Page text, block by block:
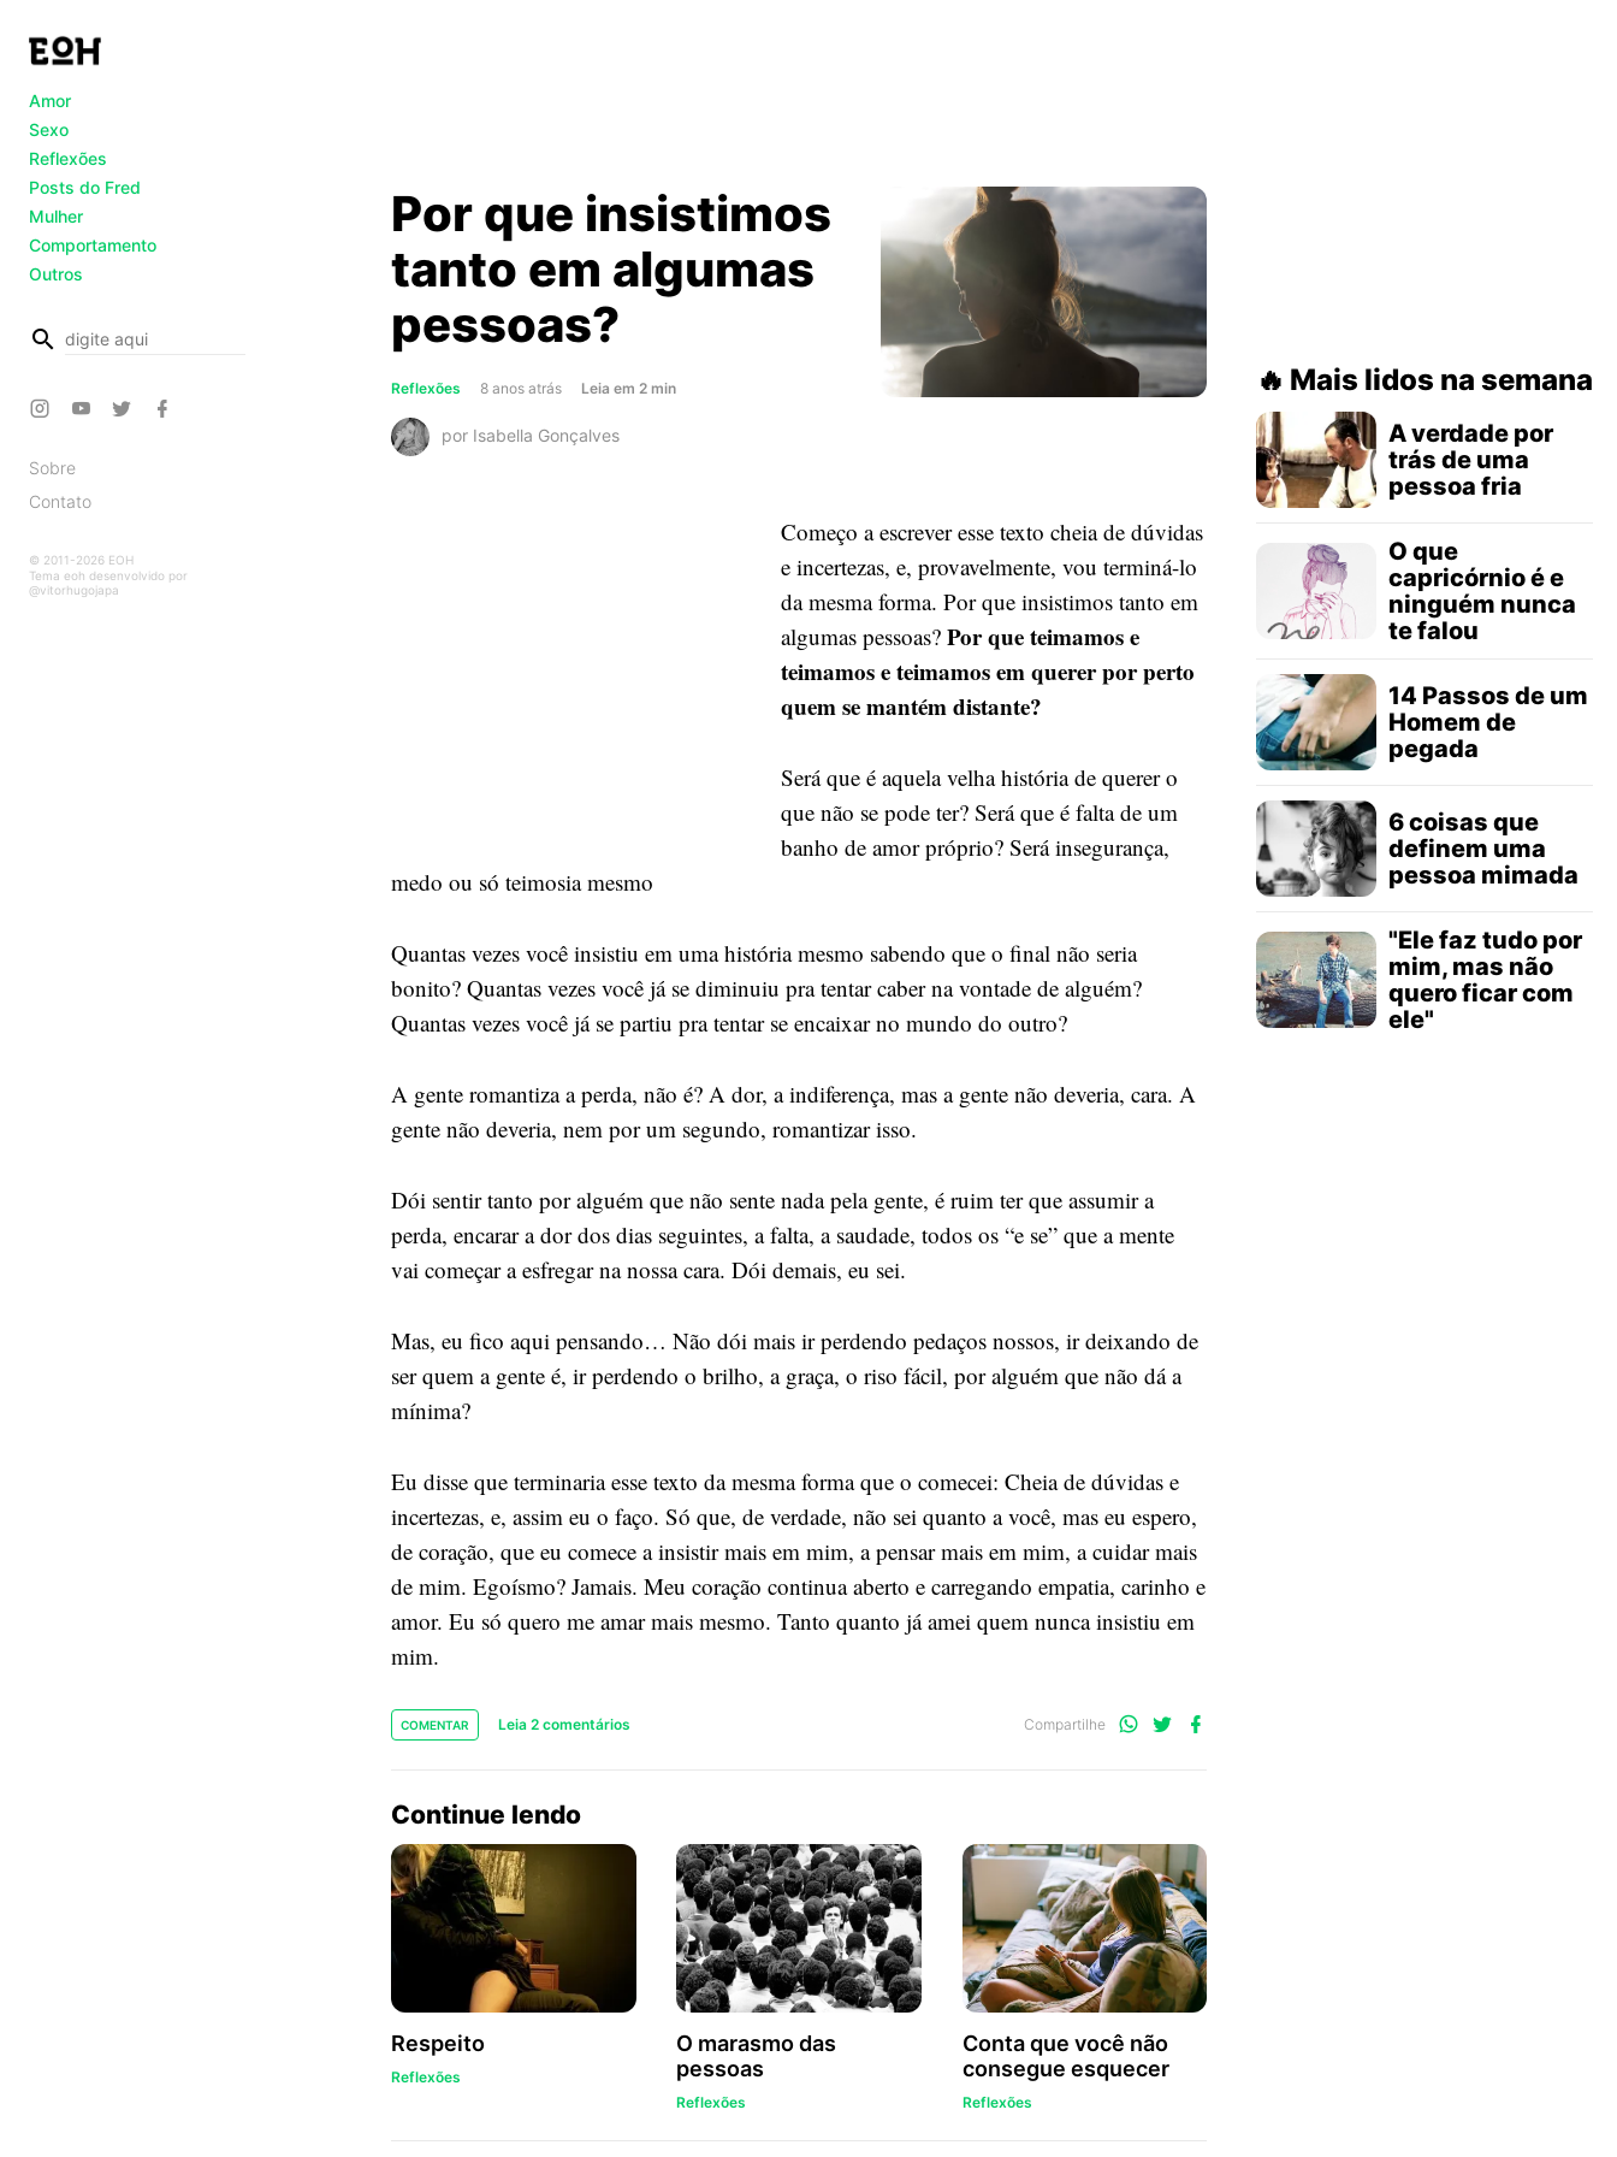
Amor
Sexo
Reflexões
Posts do Fred
Mulher
Comportamento
Outros
busca
Sobre
Contato
© 2011-2026 EOH
Tema eoh desenvolvido por
@vitorhugojapa
Por que insistimos
tanto em algumas
pessoas?
Reflexões 8 anos atrás Leiaabout
que
em2 min
por Isabella Gonçalves
Começo a escrever esse texto cheia de dúvidas
e incertezas, e, provavelmente, vou terminá-lo
da mesma forma. Por que insistimos tanto em
algumas pessoas?Por que teimamos e
teimamos e teimamos em querer por perto
quem se mantém distante?
Será que é aquela velha história de querer o
que não se pode ter? Será que é falta de um
banho de amor próprio? Será insegurança,
medo ou só teimosia mesmo
Quantas vezes você insistiu em uma história mesmo sabendo que o final não seria
bonito? Quantas vezes você já se diminuiu pra tentar caber na vontade de alguém?
Quantas vezes você já se partiu pra tentar se encaixar no mundo do outro?
A gente romantiza a perda, não é? A dor, a indiferença, mas a gente não deveria, cara. A
gente não deveria, nem por um segundo, romantizar isso.
Dói sentir tanto por alguém que não sente nada pela gente, é ruim ter que assumir a
perda, encarar a dor dos dias seguintes, a falta, a saudade, todos os “e se” que a mente
vai começar a esfregar na nossa cara. Dói demais, eu sei.
Mas, eu fico aqui pensando… Não dói mais ir perdendo pedaços nossos, ir deixando de
ser quem a gente é, ir perdendo o brilho, a graça, o riso fácil, por alguém que não dá a
mínima?
Eu disse que terminaria esse texto da mesma forma que o comecei: Cheia de dúvidas e
incertezas, e, assim eu o faço. Só que, de verdade, não sei quanto a você, mas eu espero,
de coração, que eu comece a insistir mais em mim, a pensar mais em mim, a cuidar mais
de mim. Egoísmo? Jamais. Meu coração continua aberto e carregando empatia, carinho e
amor. Eu só quero me amar mais mesmo. Tanto quanto já amei quem nunca insistiu em
mim.
COMENTAR Leia 2 comentários Compartilhe
Compartilhe
Compartilhe
Continue lendo
Respeito
Reflexões
O marasmo das
pessoas
Reflexões
Conta que você não
consegue esquecer
Reflexões
Mais lidos na semana
A verdade por
trás de uma
pessoa fria
O que
capricórnio é e
ninguém nunca
te falou
14 Passos de um
Homem de
pegada
6 coisas que
definem uma
pessoa mimada
"Ele faz tudo por
mim, mas não
quero ficar com
ele"